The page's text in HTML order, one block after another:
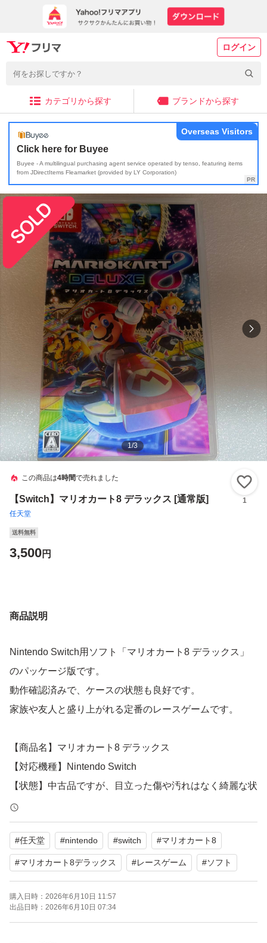
ログイン
カテゴリから探す ブランドから探す
Click here for Buyee
Buyee - A multilingual purchasing agent service operated by tenso, featuring items
from JDirectItems Fleamarket (provided by LY Corporation)
Overseas Visitors
1/3
この商品は4時間で売れました
【Switch】マリオカート8 デラックス [通常版]
任天堂
1
送料無料
3,500円
商品説明
Nintendo Switch用ソフト「マリオカート8 デラックス」
のパッケージ版です。
動作確認済みで、ケースの状態も良好です。
家族や友人と盛り上がれる定番のレースゲームです。
【商品名】マリオカート8 デラックス
【対応機種】Nintendo Switch
【状態】中古品ですが、目立った傷や汚れはなく綺麗な状
態です。
よろしくお願いいたします。
#任天堂 #nintendo #switch #マリオカート8
#マリオカート8デラックス #レースゲーム #ソフト
購入日時： 2026年6月10日 11:57
出品日時： 2026年6月10日 07:34